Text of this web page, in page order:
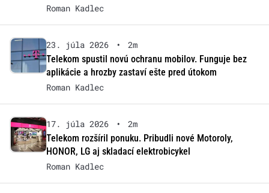
Roman Kadlec
23. júla 2026 •
2m
Telekom spustil novú ochranu mobilov. Funguje bez
aplikácie a hrozby zastaví ešte pred útokom
Roman Kadlec
17. júla 2026 •
2m
Telekom rozšíril ponuku. Pribudli nové Motoroly,
HONOR, LG aj skladací elektrobicykel
Roman Kadlec